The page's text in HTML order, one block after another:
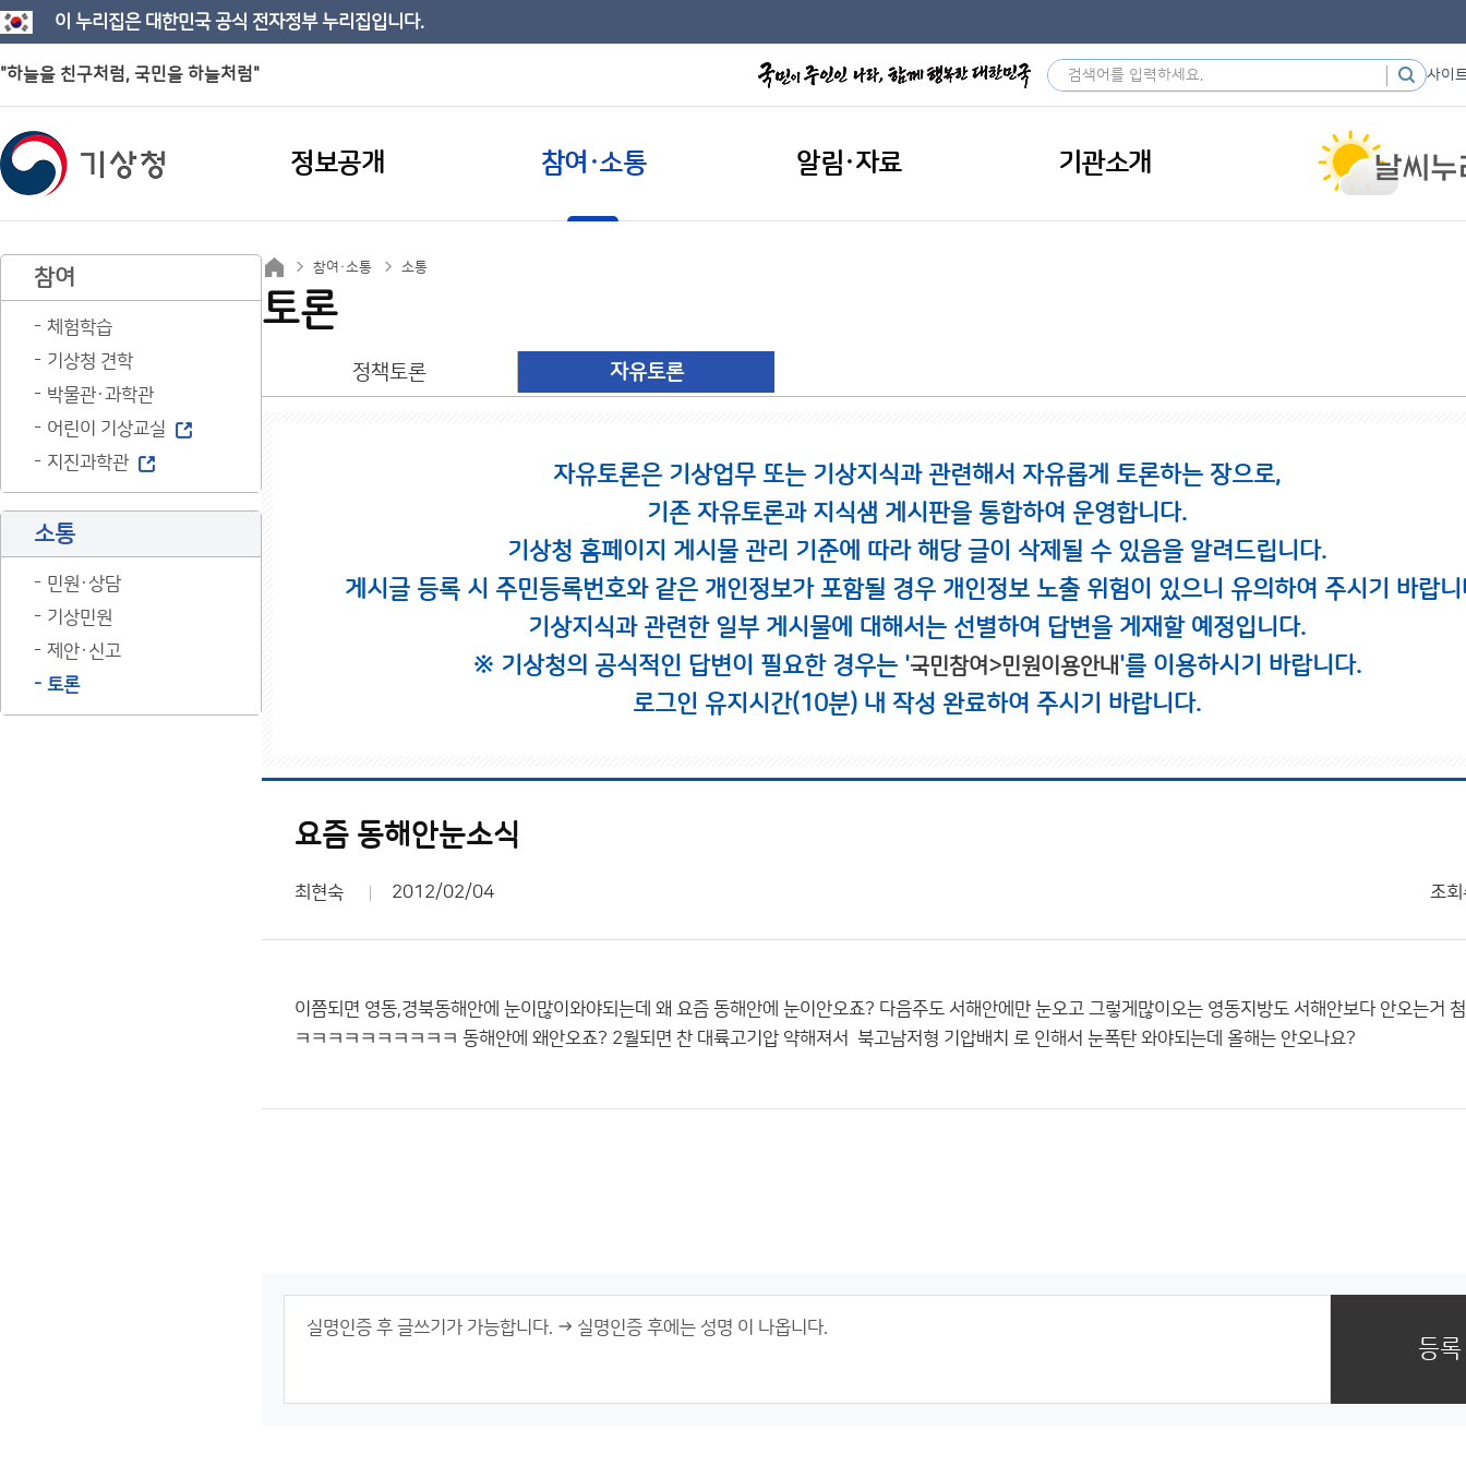
이 누리집은 대한민국 공식 전자정부 누리집입니다.
"하늘을 친구처럼, 국민을 하늘처럼" 사이
정보공개 참여·소통 알림·자료 기관소개
참여
체험학습
기상청 견학
박물관·과학관
어린이 기상교실
지진과학관
소통
민원·상담
기상민원
제안·신고
토론
참여·소통 소통
토론
정책토론 자유토론
자유토론은 기상업무 또는 기상지식과 관련해서 자유롭게 토론하는 장으로,
기존 자유토론과 지식샘 게시판을 통합하여 운영합니다.
기상청 홈페이지 게시물 관리 기준에 따라 해당 글이 삭제될 수 있음을 알려드립니다.
게시글 등록 시 주민등록번호와 같은 개인정보가 포함될 경우 개인정보 노출 위험이 있으니 유의하여 주시기 바랍니
기상지식과 관련한 일부 게시물에 대해서는 선별하여 답변을 게재할 예정입니다.
※ 기상청의 공식적인 답변이 필요한 경우는 '국민참여>민원이용안내'를 이용하시기 바랍니다.
로그인 유지시간(10분) 내 작성 완료하여 주시기 바랍니다.
요즘 동해안눈소식
최현숙 2012/02/04 조회
이쯤되면 영동,경북동해안에 눈이많이와야되는데 왜 요즘 동해안에 눈이안오죠? 다음주도 서해안에만 눈오고 그렇게많이오는 영동지방도 서해안보다 안오는거
ㅋㅋㅋㅋㅋㅋㅋㅋㅋㅋ 동해안에 왜안오죠? 2월되면 찬 대륙고기압 약해져서 북고남저형 기압배치 로 인해서 눈폭탄 와야되는데 올해는 안오나요?
등록